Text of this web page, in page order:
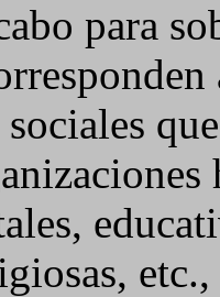
para